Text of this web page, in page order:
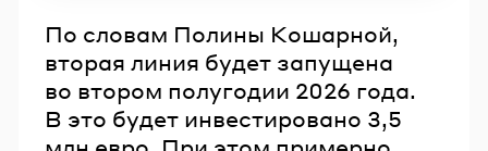
По словам Полины Кошарной,
вторая линия будет запущена
во втором полугодии 2026 года.
В это будет инвестировано 3,5